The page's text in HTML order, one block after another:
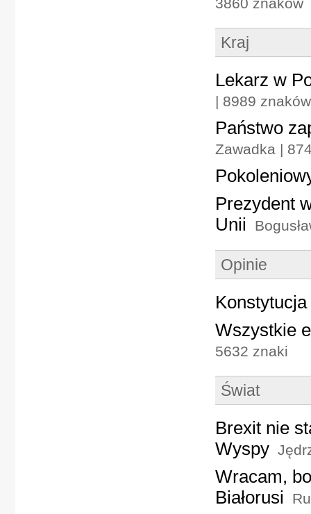
Kraj
Lekarz w
| 8989 znaków
Państwo
Zawadka |
Prezydent
Unii
Opinie
Wszystkie
5632 znaki
Świat
Brexit nie
Wyspy
Wracam,
Białorusi